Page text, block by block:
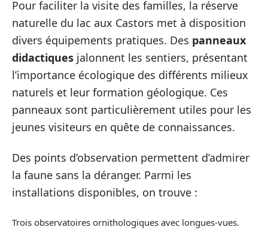
Pour faciliter la visite des familles, la réserve
naturelle du lac aux Castors met à disposition
divers équipements pratiques. Des panneaux
didactiques jalonnent les sentiers, présentant
l’importance écologique des différents milieux
naturels et leur formation géologique. Ces
panneaux sont particulièrement utiles pour les
jeunes visiteurs en quête de connaissances.
Des points d’observation permettent d’admirer
la faune sans la déranger. Parmi les
installations disponibles, on trouve :
Trois observatoires ornithologiques avec longues-vues.